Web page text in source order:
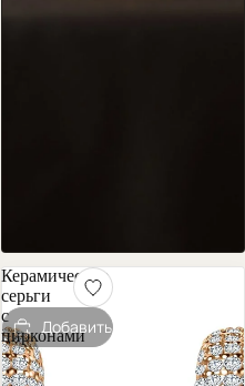
Керамические
серьги
с
цирконами
Добавить